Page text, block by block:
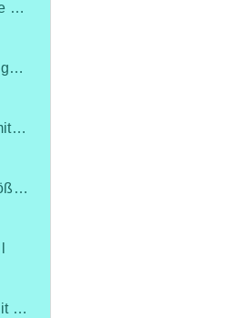
VIP A+ Hühnerstall in XXL-Größe für 15-20 Hühner-Isoliert(mit Heizung!+Kühlung!, Isolierung und Led-Beleuchtung) - Komplett montiert - Kostenlose Lieferung
Kunststoff-Hängetränke für Geflügel, Anschluss an Rohrleitung / Niederdruck bis 0,5 bar
KUBIC Gold 50 Geflügeltränke mit Standfüßen
VIP A Basic Hühnerstall XXL-Größe für 15-20 Hühner - Komplett montiert -Kostenlose Lieferung- Ohne Wärmedämmung,Heizung/Kühlung und Beleuchtung
CalfHouse Kälberiglu PE UV+ mit schwerem Gitterzaun